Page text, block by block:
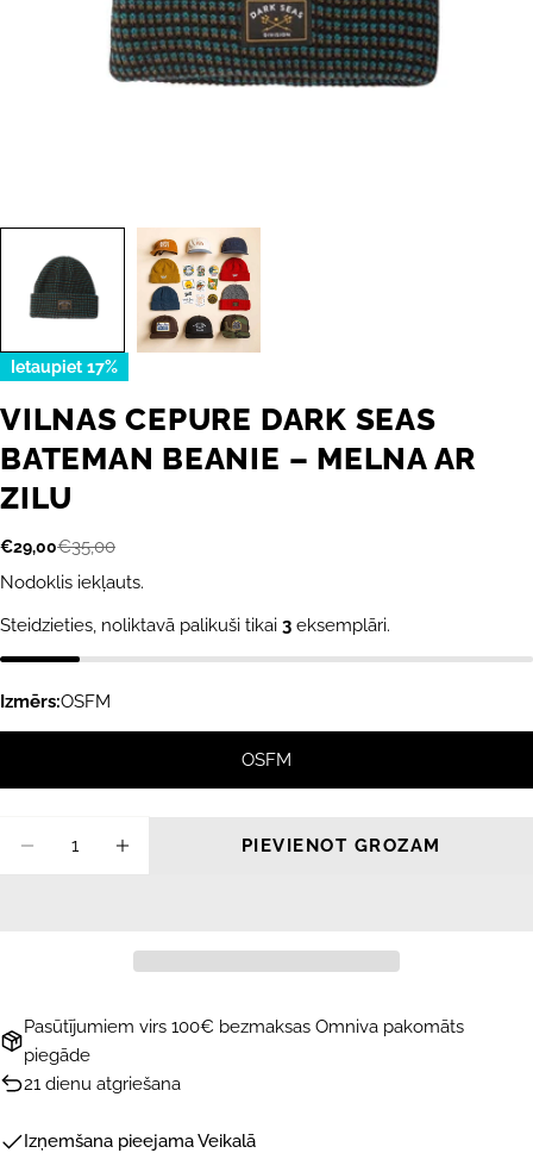
Ietaupiet 17%
VILNAS CEPURE DARK SEAS
BATEMAN BEANIE – MELNA AR
ZILU
Akcijas
cena
€29,00
Parastā
cena
€35,00
Nodoklis iekļauts.
Steidzieties, noliktavā palikuši tikai 3 eksemplāri.
Izmērs:OSFM
OSFM
PIEVIENOT GROZAM
Pasūtījumiem virs 100€ bezmaksas Omniva pakomāts
piegāde
21 dienu atgriešana
Izņemšana pieejamaVeikalā